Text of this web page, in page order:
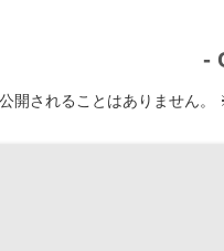
-
開されることはありません。